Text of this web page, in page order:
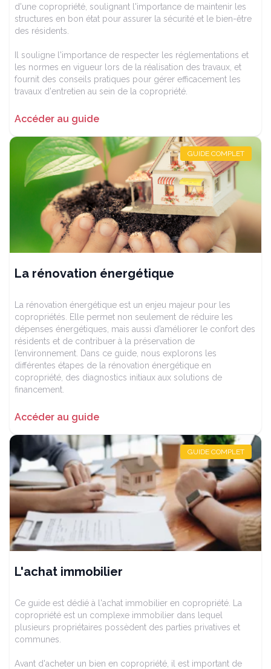
d'une copropriété, soulignant l'importance de maintenir les
structures en bon état pour assurer la sécurité et le bien-être
des résidents.
Il souligne l'importance de respecter les réglementations et
les normes en vigueur lors de la réalisation des travaux, et
fournit des conseils pratiques pour gérer efficacement les
travaux d'entretien au sein de la copropriété.
Accéder au guide
GUIDE COMPLET
La rénovation énergétique
La rénovation énergétique est un enjeu majeur pour les
copropriétés. Elle permet non seulement de réduire les
dépenses énergétiques, mais aussi d’améliorer le confort des
résidents et de contribuer à la préservation de
l’environnement. Dans ce guide, nous explorons les
différentes étapes de la rénovation énergétique en
copropriété, des diagnostics initiaux aux solutions de
financement.
Accéder au guide
GUIDE COMPLET
L'achat immobilier
Ce guide est dédié à l'achat immobilier en copropriété. La
copropriété est un complexe immobilier dans lequel
plusieurs propriétaires possèdent des parties privatives et
communes.
Avant d'acheter un bien en copropriété, il est important de